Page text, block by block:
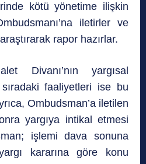
kötü yönetime ilişkin
iletirler ve
rapor hazırlar.
Divanı’nın yargısal
sıradaki faaliyetleri ise bu
Ombudsman’a iletilen
yargıya intikal etmesi
işlemi dava sonuna
kararına göre konu